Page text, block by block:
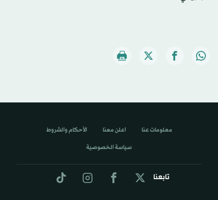
تابعنا
معلومات عنا اعلن معنا الأحكام والشروط
سياسة الخصوصية